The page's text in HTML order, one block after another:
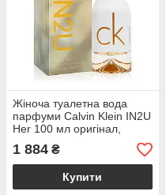
Жіноча туалетна вода
парфуми Calvin Klein IN2U
Her 100 мл оригінал,
квіткові цитрусові
парфуми зі шлейфом
1 884 ₴
Купити